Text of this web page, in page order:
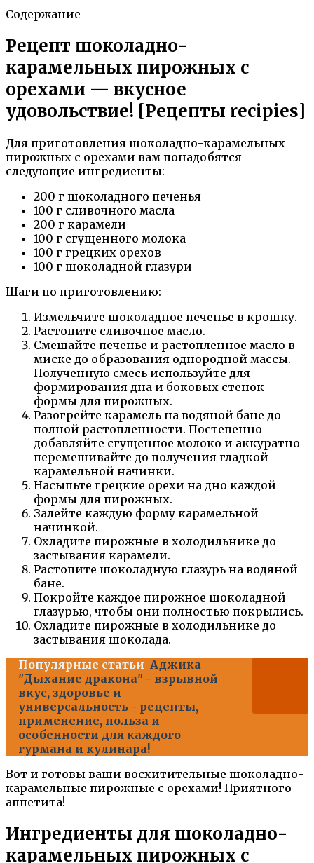
Содержание
Рецепт шоколадно-
карамельных пирожных с
орехами — вкусное
удовольствие! [Рецепты recipies]
Для приготовления шоколадно-карамельных
пирожных с орехами вам понадобятся
следующие ингредиенты:
200 г шоколадного печенья
100 г сливочного масла
200 г карамели
100 г сгущенного молока
100 г грецких орехов
100 г шоколадной глазури
Шаги по приготовлению:
Измельчите шоколадное печенье в крошку.
Растопите сливочное масло.
Смешайте печенье и растопленное масло в
миске до образования однородной массы.
Полученную смесь используйте для
формирования дна и боковых стенок
формы для пирожных.
Разогрейте карамель на водяной бане до
полной растопленности. Постепенно
добавляйте сгущенное молоко и аккуратно
перемешивайте до получения гладкой
карамельной начинки.
Насыпьте грецкие орехи на дно каждой
формы для пирожных.
Залейте каждую форму карамельной
начинкой.
Охладите пирожные в холодильнике до
застывания карамели.
Растопите шоколадную глазурь на водяной
бане.
Покройте каждое пирожное шоколадной
глазурью, чтобы они полностью покрылись.
Охладите пирожные в холодильнике до
застывания шоколада.
Популярные статьи Аджика
"Дыхание дракона" - взрывной
вкус, здоровье и
универсальность - рецепты,
применение, польза и
особенности для каждого
гурмана и кулинара!
Вот и готовы ваши восхитительные шоколадно-
карамельные пирожные с орехами! Приятного
аппетита!
Ингредиенты для шоколадно-
карамельных пирожных с